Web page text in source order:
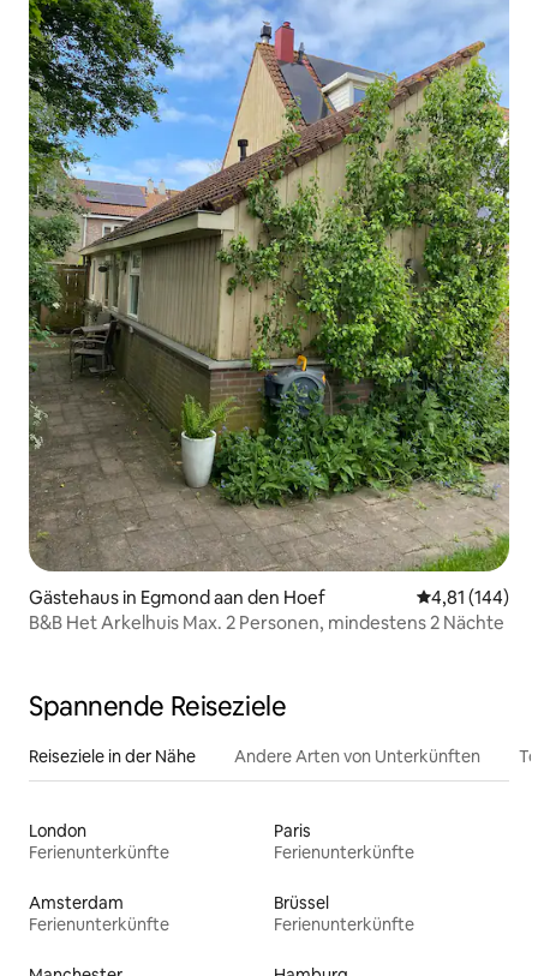
Gästehaus in Egmond aan den Hoef
4,81 (144)
B&B Het Arkelhuis Max. 2 Personen, mindestens 2 Nächte
Spannende Reiseziele
Reiseziele in der Nähe Andere Arten von Unterkünften
London
Ferienunterkünfte
Paris
Ferienunterkünfte
Amsterdam
Ferienunterkünfte
Brüssel
Ferienunterkünfte